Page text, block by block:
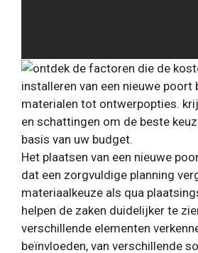
Het plaatsen van een nieuwe
dat een zorgvuldige planning
materiaalkeuze als qua
helpen de zaken duidelijker te
verschillende elementen
beïnvloeden, van verschillende